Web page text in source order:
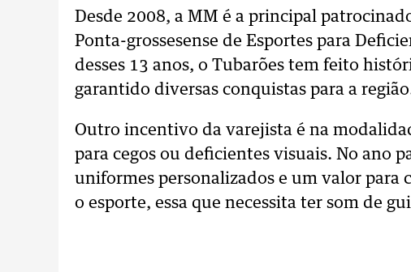
Desde 2008, a MM é a principal
Ponta-grossesense de Esportes para
desses 13 anos, o Tubarões tem feito
garantido diversas conquistas para a
Outro incentivo da varejista é na
para cegos ou deficientes visuais. No ano
uniformes personalizados e um valor para
o esporte, essa que necessita ter som de